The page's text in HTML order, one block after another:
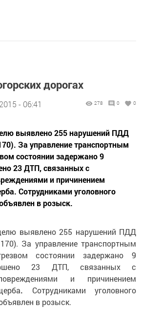
дорогах
- 06:41 278 0 0
выявлено 255 нарушений ПДД
За управление транспортным
состоянии задержано 9
23 ДТП, связанных с
и причинением
Сотрудниками уголовного
в розыск.
выявлено 255 нарушений ПДД
За управление транспортным
состоянии задержано 9
23 ДТП, связанных с
и причинением
. Сотрудниками уголовного
в розыск.